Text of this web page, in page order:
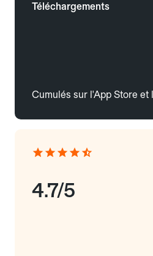
Téléchargements
Cumulés sur l'App Store et
4.7/5